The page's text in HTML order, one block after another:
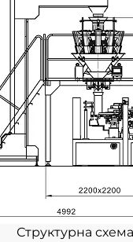
Структурна схема